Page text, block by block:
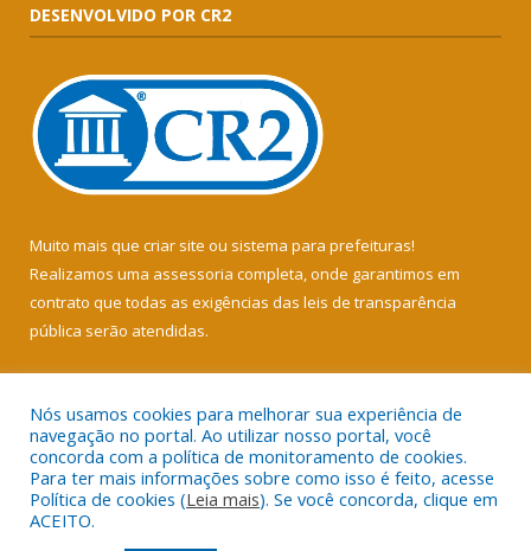
DESENVOLVIDO POR CR2
Muito mais que criar site ou sistema para prefeituras!
Realizamos uma assessoria completa, onde garantimos em
contrato que todas as exigências das leis de transparência
pública serão atendidas.
Todos os direitos reservados a Câmara Municipal de Soure.
Nós usamos cookies para melhorar sua experiência de
navegação no portal. Ao utilizar nosso portal, você
concorda com a política de monitoramento de cookies.
Para ter mais informações sobre como isso é feito, acesse
Política de cookies (Leia mais). Se você concorda, clique em
ACEITO.